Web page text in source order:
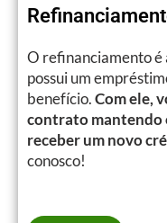
O refinanciamento é
possui um
benefício.Com ele,
contrato mantendo
receber um novo
conosco!